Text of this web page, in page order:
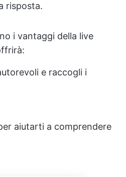
risposta.
i vantaggi della live
e raccogli i
aiutarti a comprendere